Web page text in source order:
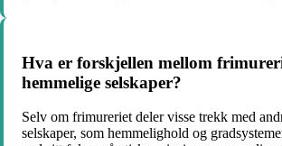
Hva er forskjellen mellom
hemmelige selskaper?
Selv om frimureriet deler visse trekk med
selskaper, som hemmelighold og